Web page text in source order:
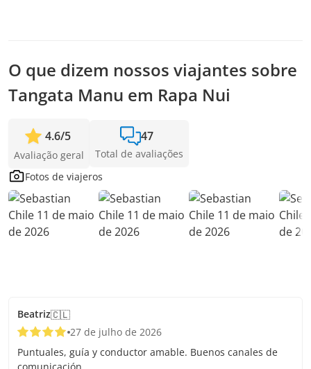
O que dizem nossos viajantes sobre
Tangata Manu em Rapa Nui
4.6/5
Avaliação geral
47
Total de avaliações
Fotos de viajeros
Beatriz🇨🇱
27 de julho de 2026
Puntuales, guía y conductor amable. Buenos canales de